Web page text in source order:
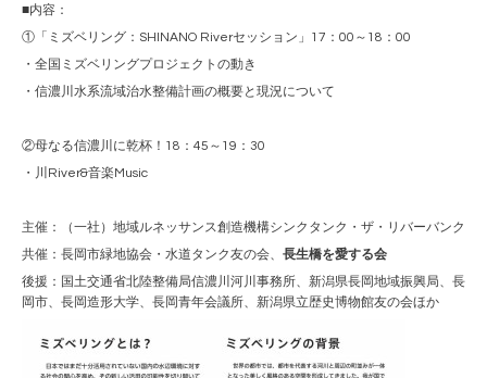
■内容：
①「ミズベリング：SHINANO Riverセッション」17：00～18：00
・全国ミズベリングプロジェクトの動き
・信濃川水系流域治水整備計画の概要と現況について
②母なる信濃川に乾杯！18：45～19：30
・川River&音楽Music
主催：（一社）地域ルネッサンス創造機構シンクタンク・ザ・リバーバンク
共催：長岡市緑地協会・水道タンク友の会、 長生橋を愛する会
後援：国土交通省北陸整備局信濃川河川事務所、新潟県長岡地域振興局、長
岡市、長岡造形大学、長岡青年会議所、新潟県立歴史博物館友の会ほか